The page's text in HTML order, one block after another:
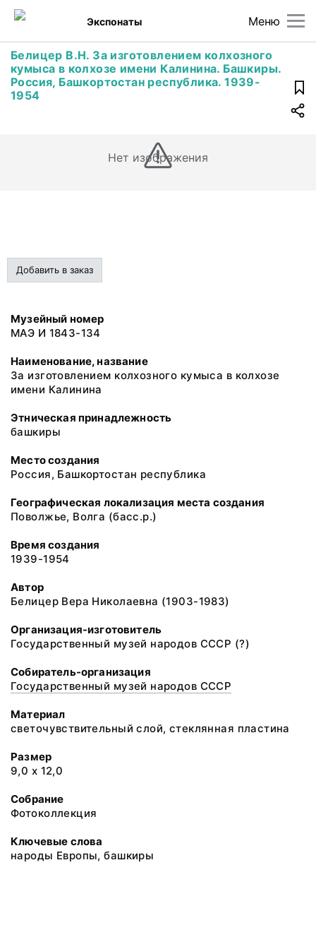
Меню
Экспонаты
Белицер В.Н. За изготовлением колхозного
кумыса в колхозе имени Калинина. Башкиры.
Россия, Башкортостан республика. 1939-
1954
Нет изображения
Добавить в заказ
Музейный номер
МАЭ И 1843-134
Наименование, название
За изготовлением колхозного кумыса в колхозе
имени Калинина
Этническая принадлежность
башкиры
Место создания
Россия, Башкортостан республика
Географическая локализация места создания
Поволжье, Волга (басс.р.)
Время создания
1939-1954
Автор
Белицер Вера Николаевна (1903-1983)
Организация-изготовитель
Государственный музей народов СССР (?)
Собиратель-организация
Государственный музей народов СССР
Материал
светочувствительный слой, стеклянная пластина
Размер
9,0 х 12,0
Собрание
Фотоколлекция
Ключевые слова
народы Европы, башкиры